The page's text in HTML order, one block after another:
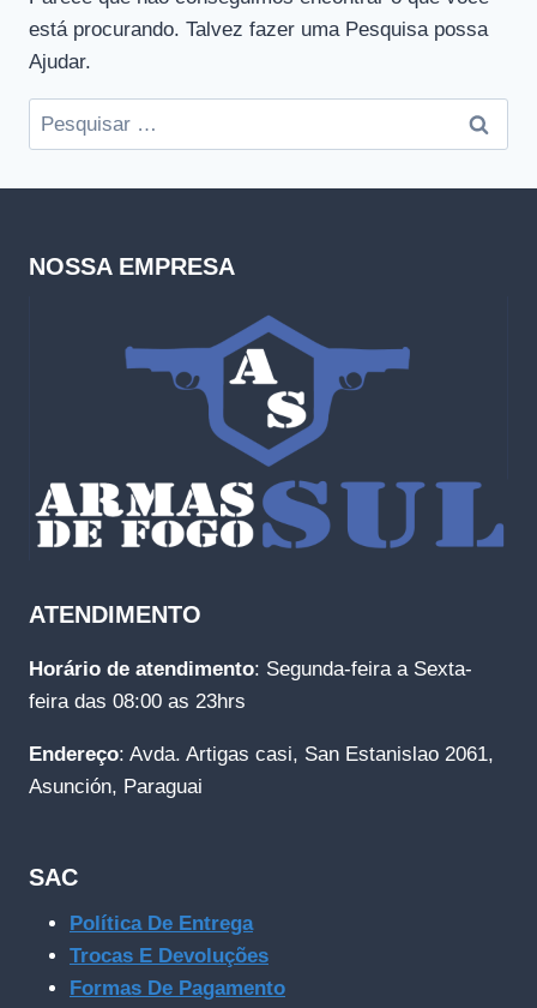
está procurando. Talvez fazer uma Pesquisa possa
Ajudar.
Pesquisar
por:
NOSSA EMPRESA
ATENDIMENTO
Horário de atendimento: Segunda-feira a Sexta-
feira das 08:00 as 23hrs
Endereço: Avda. Artigas casi, San Estanislao 2061,
Asunción, Paraguai
SAC
Política De Entrega
Trocas E Devoluções
Formas De Pagamento